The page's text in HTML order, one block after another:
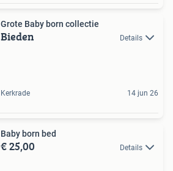
Grote Baby born collectie
Bieden Details
Kerkrade 14 jun 26
Baby born bed
€ 25,00 Details